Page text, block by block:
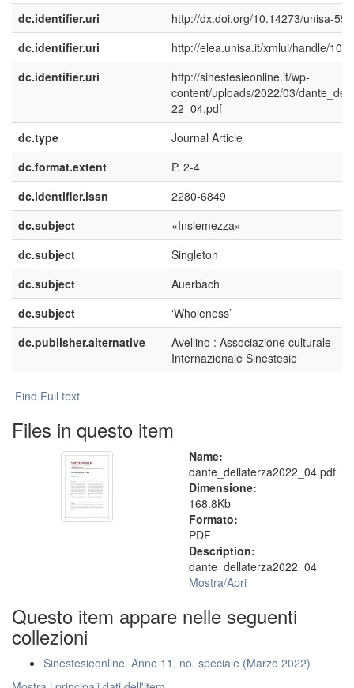
dc.identifier.uri
http://dx.doi.org/10.14273/unisa-
dc.identifier.uri
http://elea.unisa.it/xmlui/handle/
dc.identifier.uri
http://sinestesieonline.it/wp-
content/uploads/2022/03/
22_04.pdf
dc.type
Journal Article
dc.format.extent
P. 2-4
dc.identifier.issn
2280-6849
dc.subject
«Insiemezza»
dc.subject
Singleton
dc.subject
Auerbach
dc.subject
‘Wholeness’
dc.publisher.alternative
Avellino : Associazione culturale
Internazionale Sinestesie
Find Full text
Files in questo item
Name:
dante_dellaterza2022_04.pdf
Dimensione:
168.8Kb
Formato:
PDF
Description:
dante_dellaterza2022_04
Mostra/Apri
Questo item appare nelle seguenti
collezioni
Sinestesieonline. Anno 11, no. speciale (Marzo 2022)